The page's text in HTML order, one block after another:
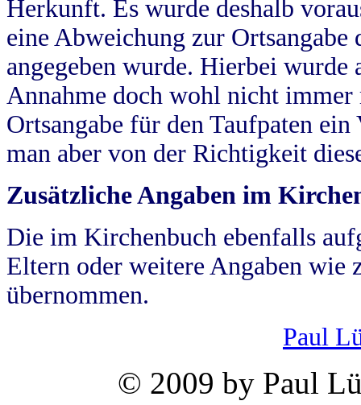
Herkunft. Es wurde deshalb
eine Abweichung zur
angegeben wurde. Hierbei wurde
Annahme doch wohl nicht
Ortsangabe für den Taufpaten
man aber von der Richtigkeit
Zusätzliche Angaben im
Die im Kirchenbuch ebenfalls
Eltern oder weitere Angaben wie
übernommen.
Paul
© 2009 by Paul